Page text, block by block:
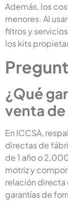
Además, los
menores. Al
filtros y
los kits
¿Qué
venta
En ICCSA,
directas de
de 1 año o
motriz y
relación directa
garantías de